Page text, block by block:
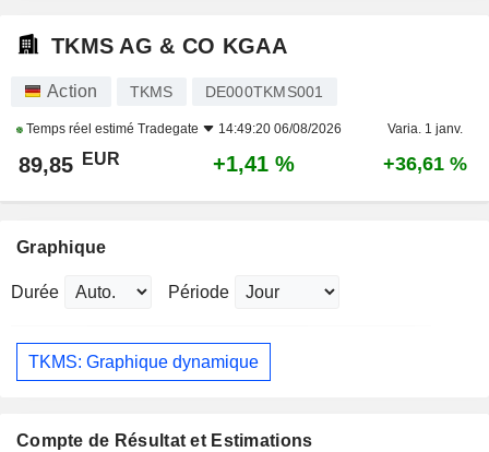
TKMS AG & CO KGAA
Action TKMS DE000TKMS001
Temps réel estimé Tradegate 14:49:20 06/08/2026 Varia. 1 janv.
89,85 EUR +1,41 % +36,61 %
Graphique
Durée Période
TKMS: Graphique dynamique
Compte de Résultat et Estimations